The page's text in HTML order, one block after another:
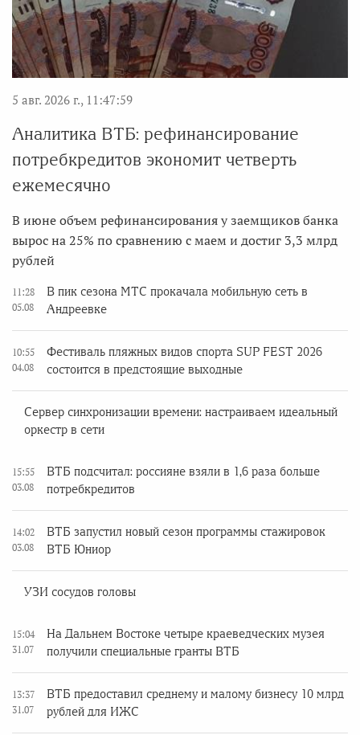
5 авг. 2026 г., 11:47:59
Аналитика ВТБ: рефинансирование
потребкредитов экономит четверть
ежемесячно
В июне объем рефинансирования у заемщиков банка
вырос на 25% по сравнению с маем и достиг 3,3 млрд
рублей
11:28
05.08
В пик сезона МТС прокачала мобильную сеть в
Андреевке
10:55
04.08
Фестиваль пляжных видов спорта SUP FEST 2026
состоится в предстоящие выходные
Сервер синхронизации времени: настраиваем идеальный
оркестр в сети
15:55
03.08
ВТБ подсчитал: россияне взяли в 1,6 раза больше
потребкредитов
14:02
03.08
ВТБ запустил новый сезон программы стажировок
ВТБ Юниор
УЗИ сосудов головы
15:04
31.07
На Дальнем Востоке четыре краеведческих музея
получили специальные гранты ВТБ
13:37
31.07
ВТБ предоставил среднему и малому бизнесу 10 млрд
рублей для ИЖС